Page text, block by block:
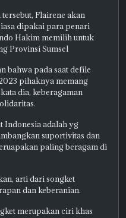
Flairene akan
dipakai para penari
Hakim memilih untuk
Provinsi Sumsel
bahwa pada saat defile
pihaknya memang
dia, keberagaman
Indonesia adalah yg
suportivitas dan
paling beragam di
arti dari songket
dan keberanian.
merupakan ciri khas